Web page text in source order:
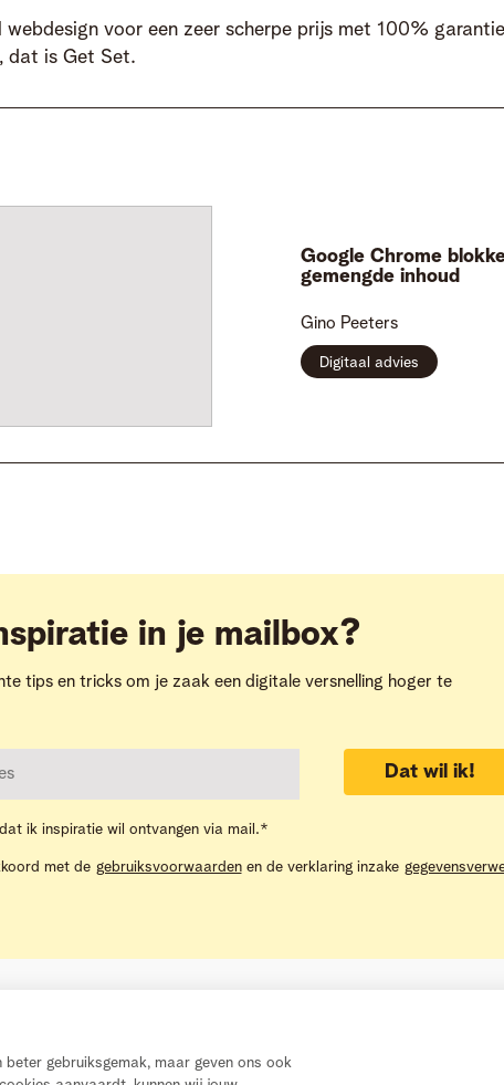
webdesign voor een zeer scherpe prijs met 100%
dat is Get Set.
Google Chrome
gemengde inhoud
Gino Peeters
Digitaal advies
in je mailbox?
tips en tricks om je zaak een digitale versnelling hoger te
dat ik inspiratie wil ontvangen via mail.*
met de gebruiksvoorwaarden en de verklaring inzake
Dat wil ik!
gebruiksgemak, maar geven ons ook